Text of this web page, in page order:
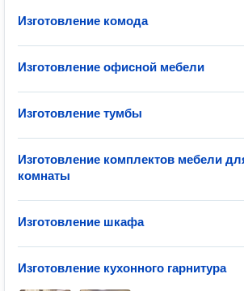
Изготовление комода
Изготовление офисной мебели
Изготовление тумбы
Изготовление комплектов мебели
комнаты
Изготовление шкафа
Изготовление кухонного гарнитура